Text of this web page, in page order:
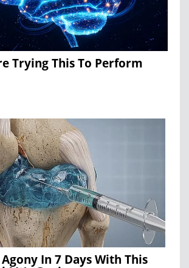
Trying This To Perform
In 7 Days With This